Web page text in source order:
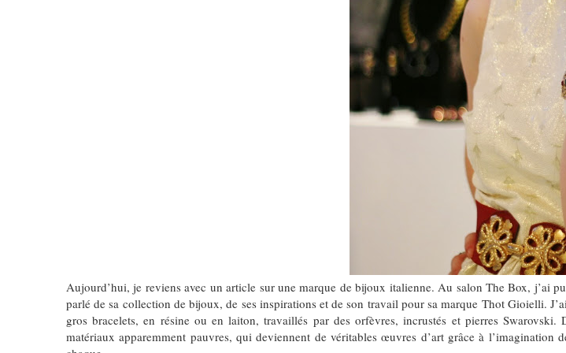
Aujourd’hui, je reviens avec un article sur une marque de bijoux italienne. Au salon The Box, j’ai
parlé de sa collection de bijoux, de ses inspirations et de son travail pour sa marque Thot Gioielli.
gros bracelets, en résine ou en laiton, travaillés par des orfèvres, incrustés et pierres
matériaux apparemment pauvres, qui deviennent de véritables œuvres d’art grâce à